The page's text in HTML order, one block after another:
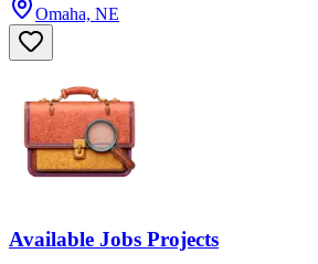
Omaha, NE
Available Jobs Projects